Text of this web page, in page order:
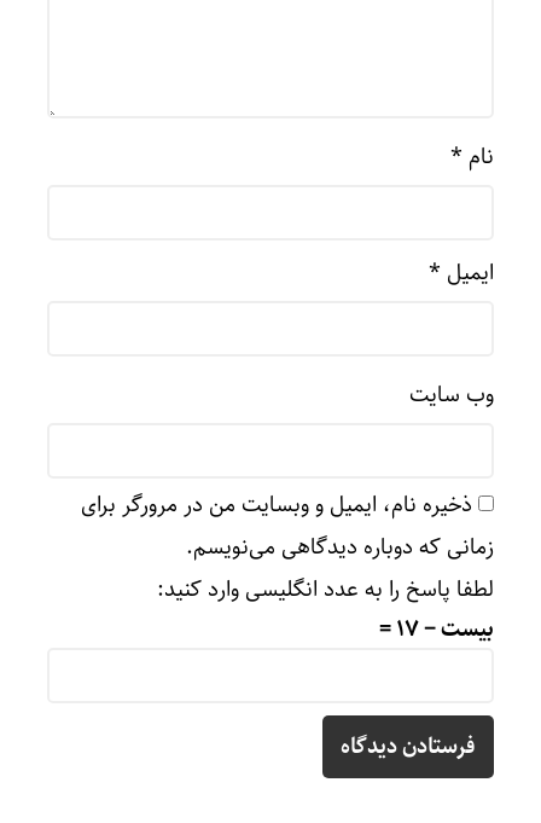
نام *
ایمیل *
وب‌ سایت
ذخیره نام، ایمیل و وبسایت من در مرورگر برای
زمانی که دوباره دیدگاهی می‌نویسم.
لطفا پاسخ را به عدد انگلیسی وارد کنید:
بیست − 17 =